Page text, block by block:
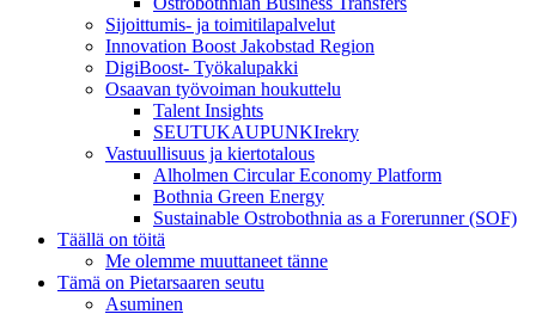
Sijoittumis- ja toimitilapalvelut
Innovation Boost Jakobstad Region
DigiBoost- Työkalupakki
Osaavan työvoiman houkuttelu
Talent Insights
SEUTUKAUPUNKIrekry
Vastuullisuus ja kiertotalous
Alholmen Circular Economy Platform
Bothnia Green Energy
Sustainable Ostrobothnia as a Forerunner (SOF)
Täällä on töitä
Me olemme muuttaneet tänne
Tämä on Pietarsaaren seutu
Asuminen